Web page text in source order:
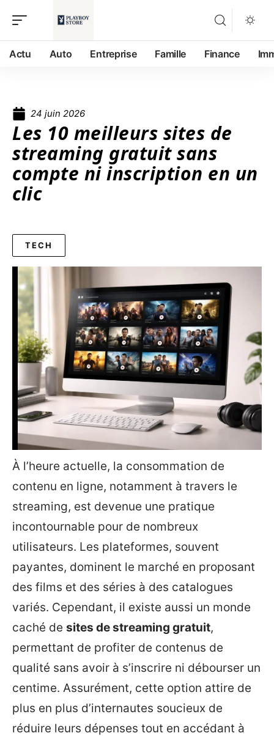
Actu Auto Entreprise Famille Finance
24 juin 2026
Les 10 meilleurs sites de
streaming gratuit sans
compte ni inscription en un
clic
TECH
À l’heure actuelle, la consommation de
contenu en ligne, notamment à travers le
streaming, est devenue une pratique
incontournable pour de nombreux
utilisateurs. Les plateformes, souvent
payantes, dominent le marché en proposant
des films et des séries à des catalogues
variés. Cependant, il existe aussi un monde
caché de sites de streaming gratuit,
permettant de profiter de contenus de
qualité sans avoir à s’inscrire ni débourser un
centime. Assurément, cette option attire de
plus en plus d’internautes soucieux de
réduire leurs dépenses tout en accédant à